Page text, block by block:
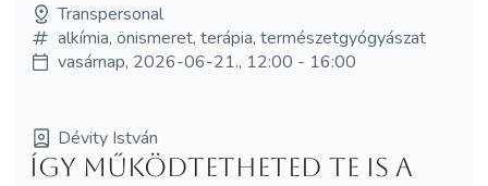
Transpersonal
alkímia, önismeret, terápia, természetgyógyászat
vasárnap, 2026-06-21., 12:00 - 16:00
Dévity István
Így működtetheted Te is a